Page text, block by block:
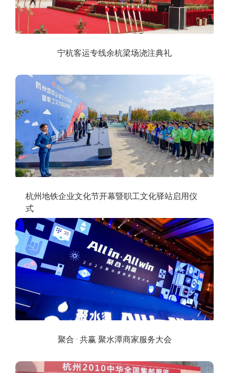
宁杭客运专线余杭梁场浇注典礼
杭州地铁企业文化节开幕暨职工文化驿站启用仪
式
聚合 · 共赢 聚水潭商家服务大会